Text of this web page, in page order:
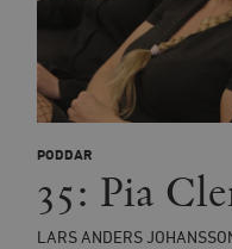
PODDAR
35: Pia
LARS ANDERS